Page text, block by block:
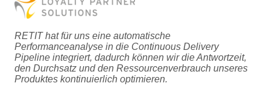
RETIT hat für uns eine automatische
Performanceanalyse in die Continuous Delivery
Pipeline integriert, dadurch können wir die Antwortzeit,
den Durchsatz und den Ressourcenverbrauch unseres
Produktes kontinuierlich optimieren.